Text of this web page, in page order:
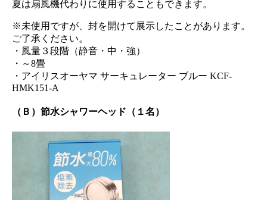
夏は扇風機代わりに使用することもできます。
※未使用ですが、封を開けて展示したことがあります。
ご了承ください。
・風量３段階（静音・中・強）
・～8畳
・アイリスオーヤマ サーキュレーター ブルー KCF-
HMK151-A
（Ｂ）節水シャワーヘッド（１名）